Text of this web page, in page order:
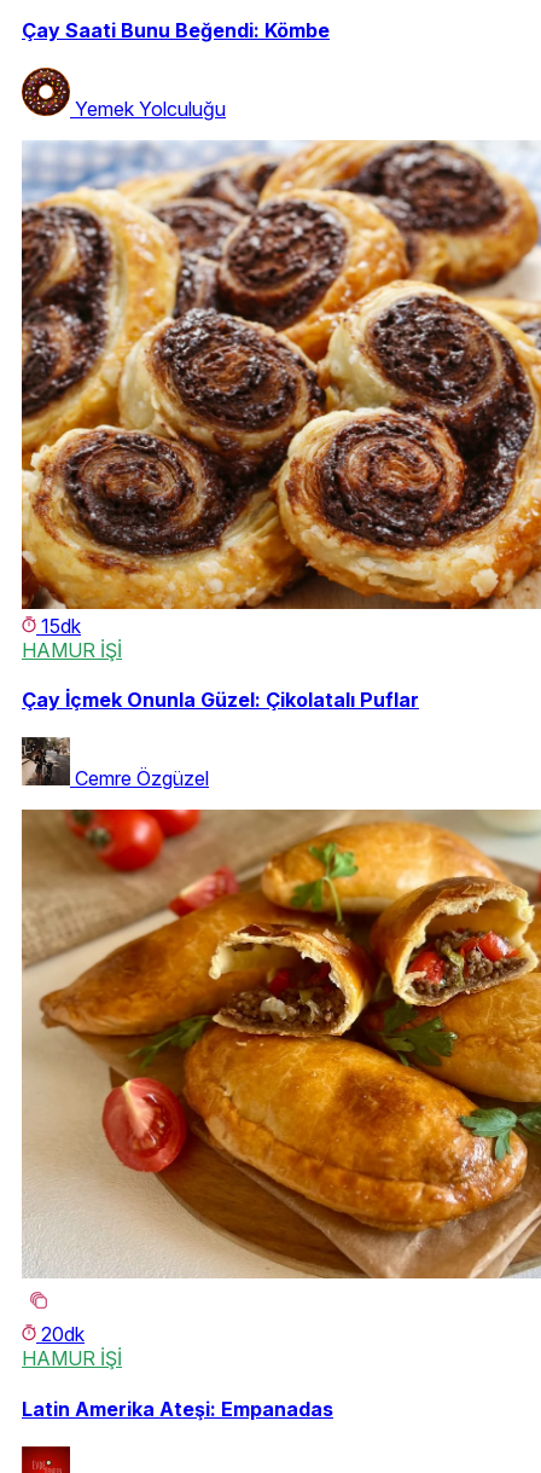
Çay Saati Bunu Beğendi: Kömbe
Yemek Yolculuğu
15dk
HAMUR İŞİ
Çay İçmek Onunla Güzel: Çikolatalı Puflar
Cemre Özgüzel
20dk
HAMUR İŞİ
Latin Amerika Ateşi: Empanadas